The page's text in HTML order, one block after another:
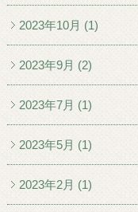
2023年10月 (1)
2023年9月 (2)
2023年7月 (1)
2023年5月 (1)
2023年2月 (1)